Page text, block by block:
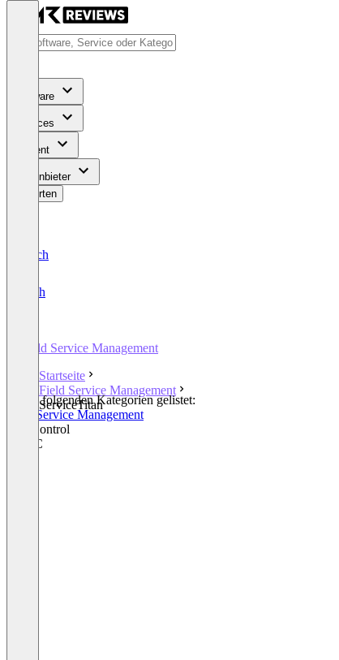
Software
Services
Content
Für Anbieter
Bewerten
Deutsch
English
Field Service Management
Startseite
Field Service Management
ServiceTitan
In den folgenden Kategorien gelistet:
Field Service Management
Pest Control
HVAC